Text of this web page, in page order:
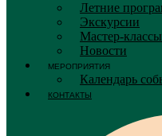
Летние
Экскурсии
Мастер-классы
Новости
МЕРОПРИЯТИЯ
Календарь
КОНТАКТЫ